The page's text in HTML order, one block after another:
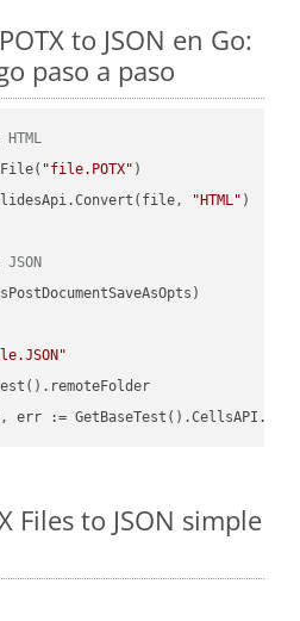
to JSON en Go:
paso a paso
"file.POTX" )
"HTML" )
Files to JSON simple